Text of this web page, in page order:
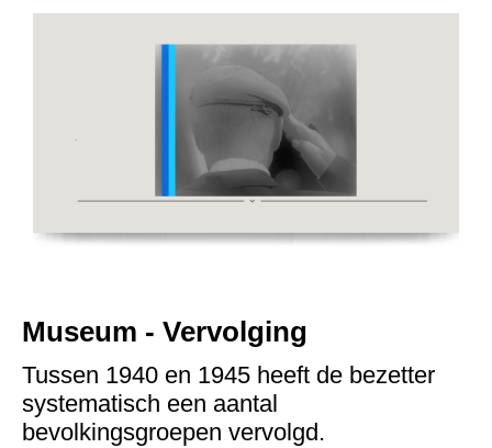
Museum - Vervolging
Tussen 1940 en 1945 heeft de bezetter
systematisch een aantal
bevolkingsgroepen vervolgd.